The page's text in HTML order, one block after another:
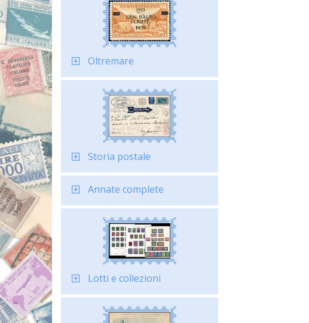
Oltremare
Storia postale
Annate complete
Lotti e collezioni